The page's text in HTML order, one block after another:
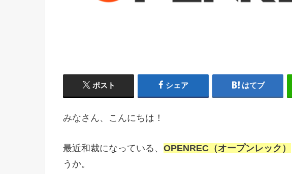
ポスト シェア はてブ
みなさん、こんにちは！
最近和裁になっている、 OPENREC（オープンレック）
うか。